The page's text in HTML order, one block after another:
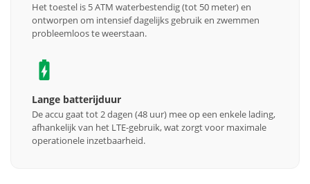
Het toestel is 5 ATM waterbestendig (tot 50 meter) en
ontworpen om intensief dagelijks gebruik en zwemmen
probleemloos te weerstaan.
Lange batterijduur
De accu gaat tot 2 dagen (48 uur) mee op een enkele lading,
afhankelijk van het LTE-gebruik, wat zorgt voor maximale
operationele inzetbaarheid.